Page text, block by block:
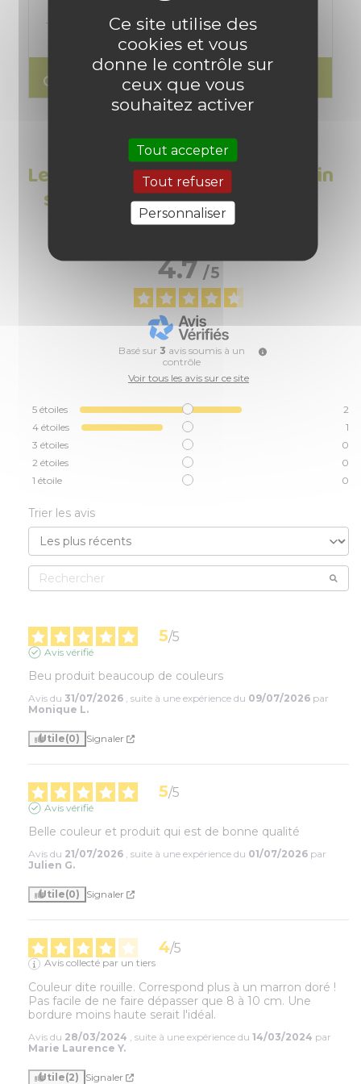
Tout savoir sur le jardinage
search Lire l'article
Les Avis clients sur Carré de jardin
sur mesure - Pièces détachées
modulables
4.7/5
Basé sur 3 avis soumis à un
contrôle
Voir tous les avis sur ce site
5 étoiles
2
4 étoiles
1
3 étoiles
0
2 étoiles
0
1 étoile 0
Trier les avis
5/5
Avis vérifié
Beu produit beaucoup de couleurs
Avis du 31/07/2026 , suite à une expérience du 09/07/2026 par
Monique L.
Utile(0) Signaler
5/5
Avis vérifié
Belle couleur et produit qui est de bonne qualité
Avis du 21/07/2026 , suite à une expérience du 01/07/2026 par
Julien G.
Utile(0) Signaler
4/5
Avis collecté par un tiers
Couleur dite rouille. Correspond plus à un marron doré !
Pas facile de ne faire dépasser que 8 à 10 cm. Une
bordure moins haute serait l'idéal.
Avis du 28/03/2024 , suite à une expérience du 14/03/2024 par
Marie Laurence Y.
Utile(2) Signaler
Ce site utilise des
cookies et vous
donne le contrôle sur
ceux que vous
souhaitez activer
Tout accepter
Tout refuser
Personnaliser